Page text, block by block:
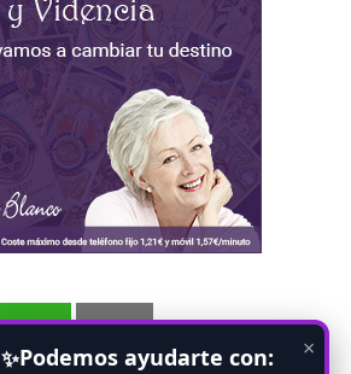
×
✨Podemos ayudarte con: